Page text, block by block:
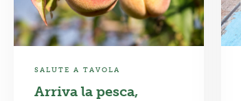
SALUTE A TAVOLA
Arriva la pesca,